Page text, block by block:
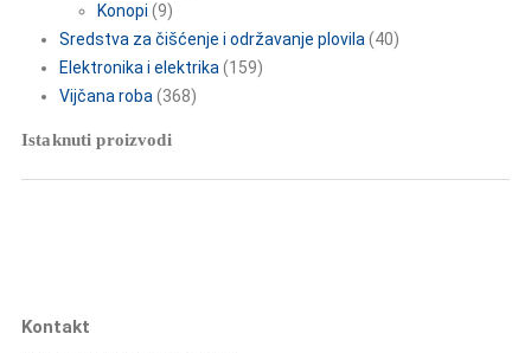
Konopi (9)
Sredstva za čišćenje i održavanje plovila (40)
Elektronika i elektrika (159)
Vijčana roba (368)
Istaknuti proizvodi
Kontakt